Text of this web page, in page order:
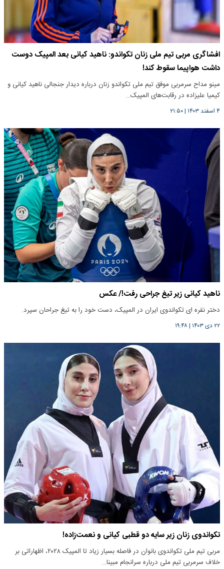
افشاگری مربی تیم ملی زنان تکواندو: ناهید کیانی بعد المپیک دوست
داشت هواپیما سقوط کند!
مینو مداح سرمربی موفق تیم ملی تکواندو زنان درباره دیدار جنجالی ناهید کیانی و
کیمیا علیزاده در رقابت‌های المپیک…
۴ اسفند ۱۴۰۳ |۲۱:۵۰
ناهید کیانی زیر تیغ جراحی رفت!/ عکس
دختر نقره اى تکواندوی ایران در المپیک، دست خود را به تیغ جراحان سپرد.
۲۲ دی ۱۴۰۳ |۱۹:۴۸
تکواندوی زنان زیر سایه دو قطبی کیانی و نعمت‌زاده!
مربی تیم ملی تکواندوی بانوان در فاصله بسیار زیاد تا المپیک ۲۰۲۸، اظهاراتی بر
خلاف سرمربی تیم ملی درباره سرانجام مبینا…